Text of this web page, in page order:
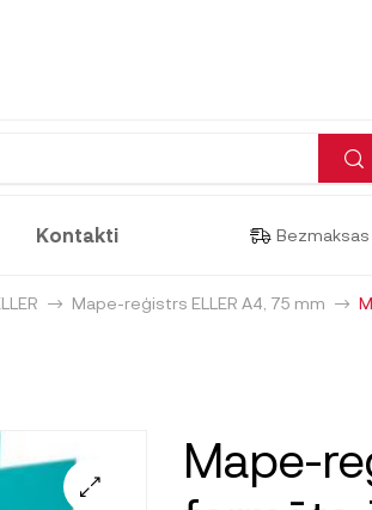
Kontakti
Mape-reģistrs ELLER A4, 75 mm
Mape-